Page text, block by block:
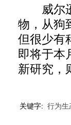
威尔逊
物，从狗
但很少有
即将于本
新研究，
关键字: 行为生